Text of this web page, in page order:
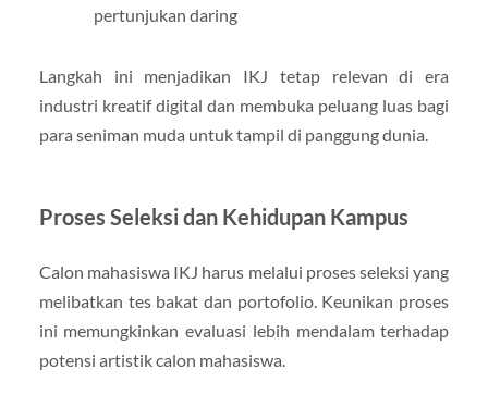
pertunjukan daring
Langkah ini menjadikan IKJ tetap relevan di era
industri kreatif digital dan membuka peluang luas bagi
para seniman muda untuk tampil di panggung dunia.
Proses Seleksi dan Kehidupan Kampus
Calon mahasiswa IKJ harus melalui proses seleksi yang
melibatkan tes bakat dan portofolio. Keunikan proses
ini memungkinkan evaluasi lebih mendalam terhadap
potensi artistik calon mahasiswa.